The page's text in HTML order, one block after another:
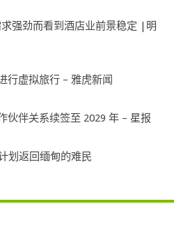
强劲而看到酒店业前景稳定 |明
行虚拟旅行 – 雅虎新闻
伙伴关系续签至 2029 年 – 星报
划返回缅甸的难民